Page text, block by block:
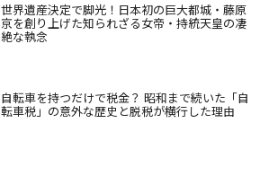
世界遺産決定で脚光！日本初の巨大都城・藤原
京を創り上げた知られざる女帝・持統天皇の凄
絶な執念
自転車を持つだけで税金？ 昭和まで続いた「自
転車税」の意外な歴史と脱税が横行した理由